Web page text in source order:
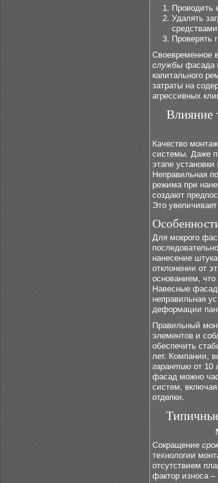
Проводить
Удалять
Проверять
Своевременное
службы фасада
капитального
затраты на
агрессивных
Влияние
Качество
системы. Даже
этапе
Неправильная
режима при
создают
Это
Для мокрого
нанесение
отклонении от
основанием,
Навесные
неправильная
деформации
Правильный
элементов и
обеспечить
лет. Компании,
гарантию от 10
фасад можно
систем,
отделки.
Сокращение
технологии
отсутствием
фактор износа –